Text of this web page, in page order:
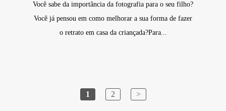
Você sabe da importância da fotografia para o seu filho?
Você já pensou em como melhorar a sua forma de fazer
o retrato em casa da criançada?Para...
1 2 >